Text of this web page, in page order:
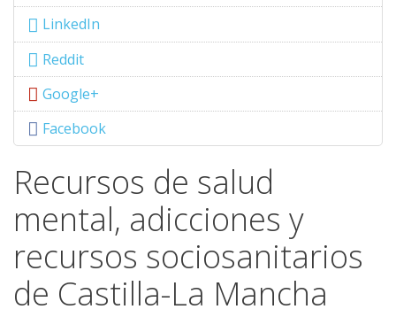
LinkedIn
Reddit
Google+
Facebook
Recursos de salud
mental, adicciones y
recursos sociosanitarios
de Castilla-La Mancha